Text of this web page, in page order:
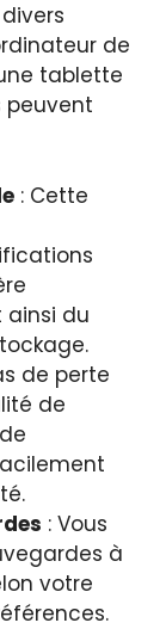
de
tablette
peuvent
: Cette
ainsi du
de perte
de
: Vous
à
votre